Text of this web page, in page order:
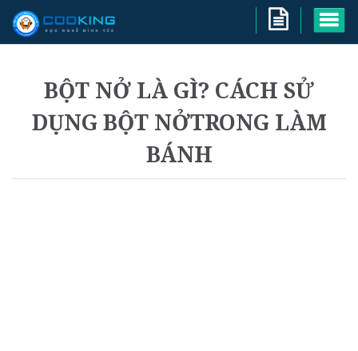
BỘT NỞ LÀ GÌ? CÁCH SỬ
DỤNG BỘT NỞTRONG LÀM
BÁNH